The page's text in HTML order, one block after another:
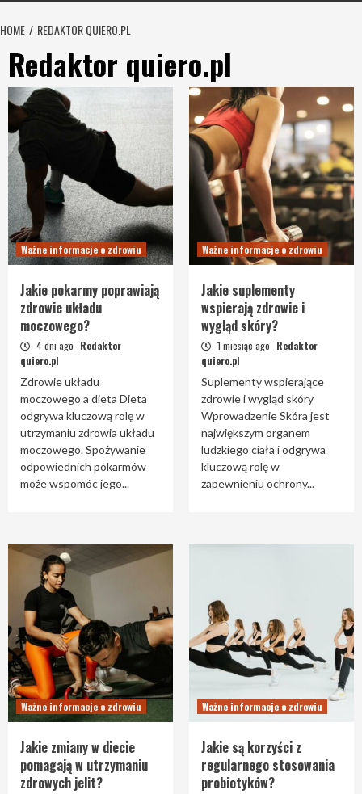
HOME REDAKTOR QUIERO.PL
Redaktor quiero.pl
Ważne informacje o zdrowiu
Jakie pokarmy poprawiają
zdrowie układu
moczowego?
4 dni ago Redaktor
quiero.pl
Zdrowie układu
moczowego a dieta Dieta
odgrywa kluczową rolę w
utrzymaniu zdrowia układu
moczowego. Spożywanie
odpowiednich pokarmów
może wspomóc jego...
Ważne informacje o zdrowiu
Jakie suplementy
wspierają zdrowie i
wygląd skóry?
1 miesiąc ago Redaktor
quiero.pl
Suplementy wspierające
zdrowie i wygląd skóry
Wprowadzenie Skóra jest
największym organem
ludzkiego ciała i odgrywa
kluczową rolę w
zapewnieniu ochrony...
Ważne informacje o zdrowiu
Jakie zmiany w diecie
pomagają w utrzymaniu
zdrowych jelit?
Ważne informacje o zdrowiu
Jakie są korzyści z
regularnego stosowania
probiotyków?